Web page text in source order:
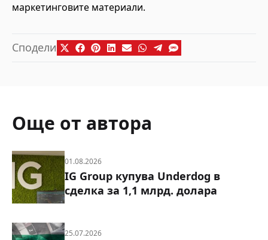
маркетинговите материали.
Сподели
Още от автора
01.08.2026
IG Group купува Underdog в
сделка за 1,1 млрд. долара
25.07.2026